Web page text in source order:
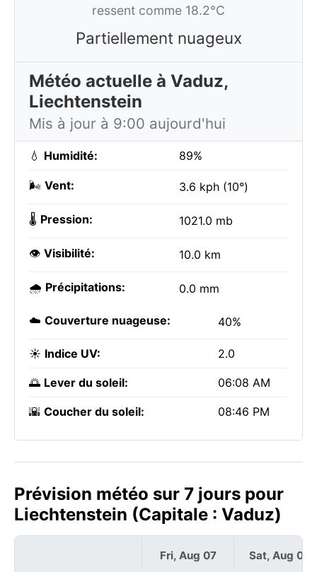
ressent comme 18.2°C
Partiellement nuageux
Météo actuelle à Vaduz,
Liechtenstein
Mis à jour à 9:00 aujourd'hui
💧 Humidité: 89%
🌬️ Vent: 3.6 kph (10°)
🌡️ Pression: 1021.0 mb
👁️ Visibilité: 10.0 km
🌧️ Précipitations: 0.0 mm
☁️ Couverture nuageuse: 40%
☀️ Indice UV: 2.0
🌅 Lever du soleil: 06:08 AM
🌇 Coucher du soleil: 08:46 PM
Prévision météo sur 7 jours pour
Liechtenstein (Capitale : Vaduz)
Fri, Aug 07 Sat, Aug 08